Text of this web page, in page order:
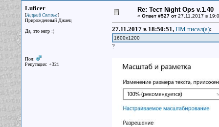
Luficer
[Аццкий Сотона]
Прирожденный Джаец
Да, это негр :)
Пол:
Репутация: +321
Re: Тест Night Ops v.1.40
« Ответ #527 от27.11.2017 в
27.11.2017 в 18:50:51, ПМ писал(a):
1600х1200
?